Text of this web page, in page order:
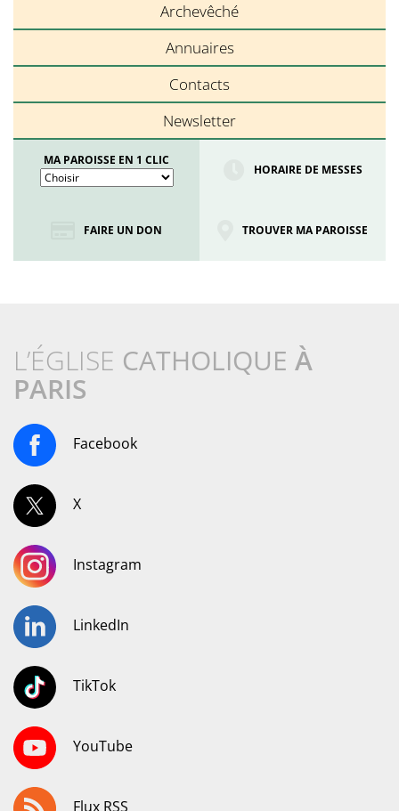
Archevêché
Annuaires
Contacts
Newsletter
MA PAROISSE EN 1 CLIC
HORAIRE DE MESSES
FAIRE UN DON TROUVER MA PAROISSE
L’ÉGLISE CATHOLIQUE À
PARIS
Facebook
X
Instagram
LinkedIn
TikTok
YouTube
Flux RSS